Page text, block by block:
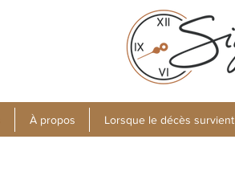
À propos Lorsque le décès survient